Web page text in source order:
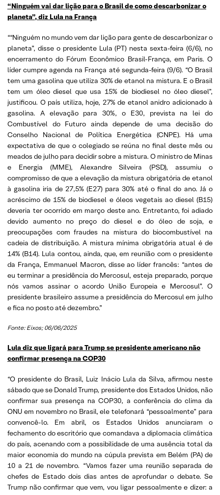
“Ninguém vai dar lição para o Brasil de como descarbonizar o
planeta”, diz Lula na França
““Ninguém no mundo vem dar lição para gente de descarbonizar o
planeta”, disse o presidente Lula (PT) nesta sexta-feira (6/6), no
encerramento do Fórum Econômico Brasil-França, em Paris. O
líder cumpre agenda na França até segunda-feira (9/6). “O Brasil
tem uma gasolina que utiliza 30% de etanol na mistura. E o Brasil
tem um óleo diesel que usa 15% de biodiesel no óleo diesel”,
justificou. O país utiliza, hoje, 27% de etanol anidro adicionado à
gasolina. A elevação para 30%, o E30, prevista na lei do
Combustível do Futuro ainda depende de uma decisão do
Conselho Nacional de Política Energética (CNPE). Há uma
expectativa de que o colegiado se reúna no final deste mês ou
meados de julho para decidir sobre a mistura. O ministro de Minas
e Energia (MME), Alexandre Silveira (PSD), assumiu o
compromisso de que a elevação da mistura obrigatória de etanol
à gasolina iria de 27,5% (E27) para 30% até o final do ano. Já o
acréscimo de 15% de biodiesel e óleos vegetais ao diesel (B15)
deveria ter ocorrido em março deste ano. Entretanto, foi adiado
devido aumento no preço do diesel e do óleo de soja, e
preocupações com fraudes na mistura do biocombustível na
cadeia de distribuição. A mistura mínima obrigatória atual é de
14% (B14). Lula contou, ainda, que, em reunião com o presidente
da França, Emmanuel Macron, disse ao líder francês: “antes de
eu terminar a presidência do Mercosul, esteja preparado, porque
nós vamos assinar o acordo União Europeia e Mercosul”. O
presidente brasileiro assume a presidência do Mercosul em julho
e fica no posto até dezembro.”
Fonte: Eixos; 06/06/2025
Lula diz que ligará para Trump se presidente americano não
confirmar presença na COP30
“O presidente do Brasil, Luiz Inácio Lula da Silva, afirmou neste
sábado que se Donald Trump, presidente dos Estados Unidos, não
confirmar sua presença na COP30, a conferência do clima da
ONU em novembro no Brasil, ele telefonará “pessoalmente” para
convencê-lo. Em abril, os Estados Unidos anunciaram o
fechamento do escritório que comandava a diplomacia climática
do país, acenando com a possibilidade de uma ausência total da
maior economia do mundo na cúpula prevista em Belém (PA) de
10 a 21 de novembro. “Vamos fazer uma reunião separada de
chefes de Estado dois dias antes de aprofundar o debate. Se
Trump não confirmar que vem, vou ligar pessoalmente e dizer: a